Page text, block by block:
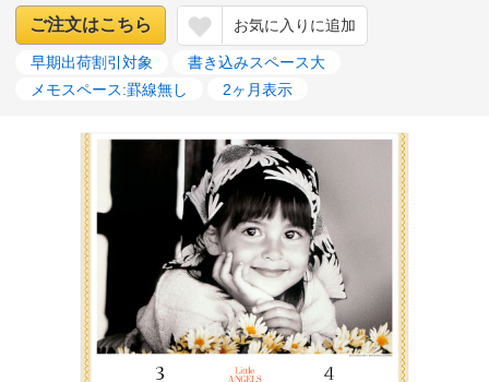
ご注文はこちら お気に入りに追加
早期出荷割引対象
書き込みスペース大
メモスペース:罫線無し
2ヶ月表示